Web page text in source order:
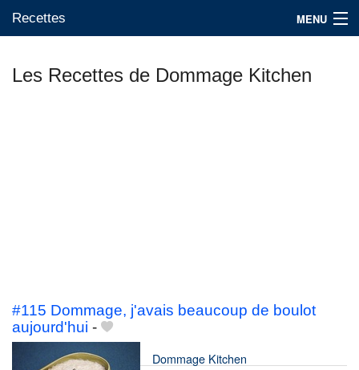
Recettes MENU
Les Recettes de Dommage Kitchen
#115 Dommage, j'avais beaucoup de boulot
aujourd'hui -
Dommage Kitchen